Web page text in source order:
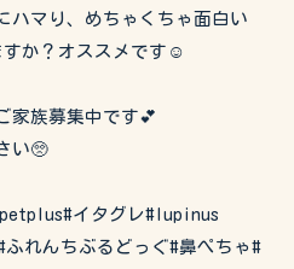
ハマり、めちゃくちゃ面白い
か？オススメです☺️
家族募集中です💕
い🥺
イタグレ#lupinus
ふれんちぶるどっぐ#鼻ぺちゃ#